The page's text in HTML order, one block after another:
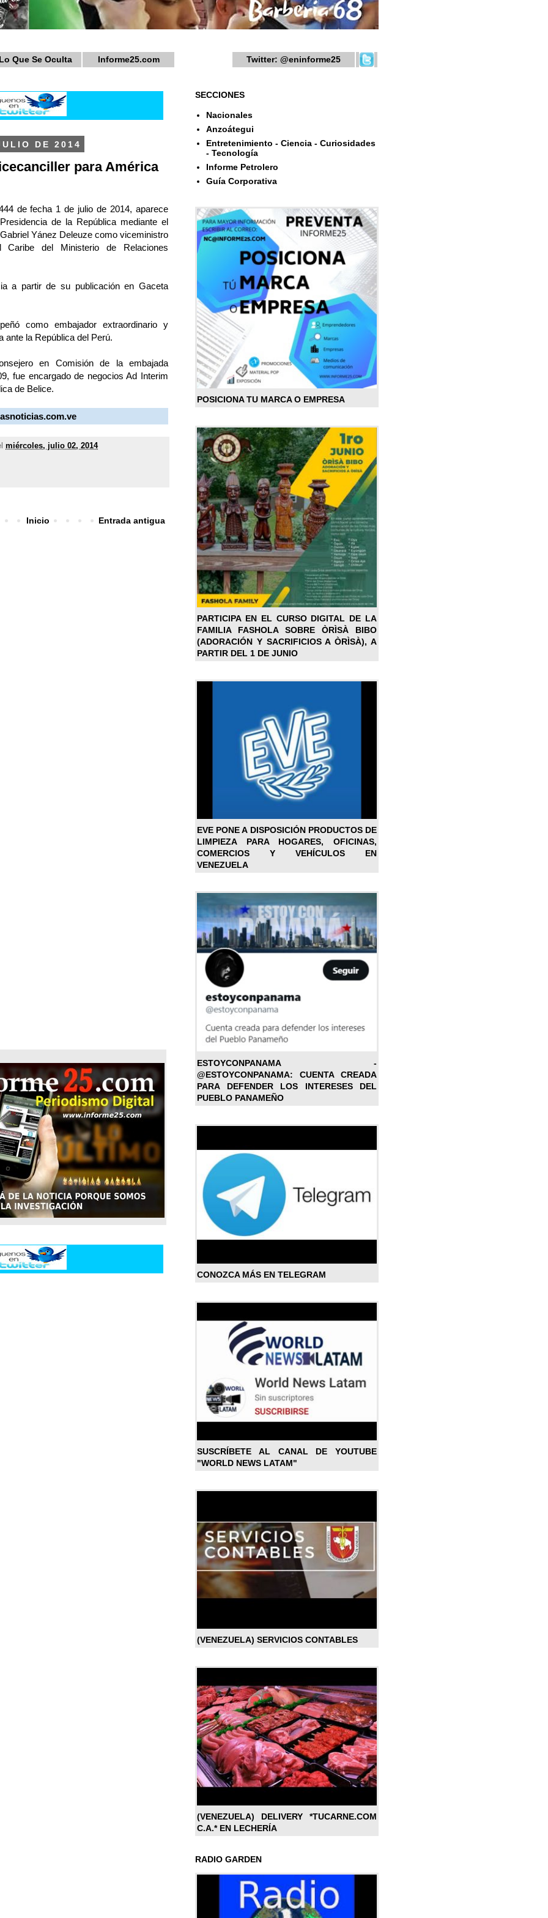
Lo Que Se Oculta Informe25.com Twitter: @eninforme25
DE 2014
para América
de fecha 1 de julio de 2014, aparece
de la República mediante el
Yánez Deleuze como viceministro
del Ministerio de Relaciones
a partir de su publicación en Gaceta
como embajador extraordinario y
ante la República del Perú.
en Comisión de la embajada
fue encargado de negocios Ad Interim
de Belice.
miércoles, julio 02, 2014
Entrada antigua
Inicio
SECCIONES
Nacionales
Anzoátegui
Entretenimiento - Ciencia - Curiosidades
- Tecnología
Informe Petrolero
Guía Corporativa
POSICIONA TU MARCA O EMPRESA
PARTICIPA EN EL CURSO DIGITAL DE LA
FAMILIA FASHOLA SOBRE ÒRÌSÀ BIBO
(ADORACIÓN Y SACRIFICIOS A ÒRÌSÀ), A
PARTIR DEL 1 DE JUNIO
EVE PONE A DISPOSICIÓN PRODUCTOS DE
LIMPIEZA PARA HOGARES, OFICINAS,
COMERCIOS Y VEHÍCULOS EN
VENEZUELA
ESTOYCONPANAMA -
@ESTOYCONPANAMA: CUENTA CREADA
PARA DEFENDER LOS INTERESES DEL
PUEBLO PANAMEÑO
CONOZCA MÁS EN TELEGRAM
SUSCRÍBETE AL CANAL DE YOUTUBE
"WORLD NEWS LATAM"
(VENEZUELA) SERVICIOS CONTABLES
(VENEZUELA) DELIVERY *TUCARNE.COM
C.A.* EN LECHERÍA
RADIO GARDEN